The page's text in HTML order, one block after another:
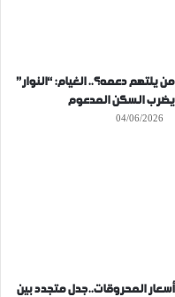
من يلتهم دعمه؟.. الغيام: “النوار”
يضرب السكن المدعوم
04/06/2026
أسعار المحروقات..جدل متجدد بين